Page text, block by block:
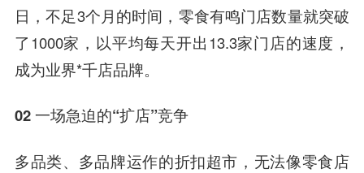
日，不足3个月的时间，零食有鸣门店数量就突破
了1000家，以平均每天开出13.3家门店的速度，
成为业界*千店品牌。
02 一场急迫的“扩店”竞争
多品类、多品牌运作的折扣超市，无法像零食店